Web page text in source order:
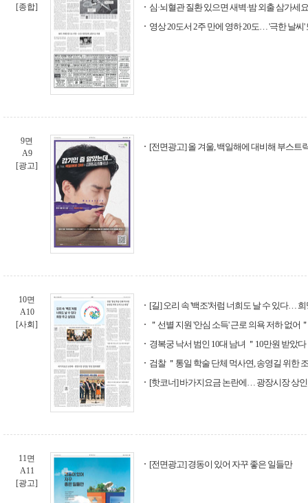
[종합]
심·뇌혈관 질환 있으면 새벽·밤 외출 삼가세요
영상 20도서 2주 만에 영하 20도… '극한 날씨'
9면
A9
[광고]
[전면광고] 올 겨울, 백일해에 대비해 부스트
10면
A10
[사회]
[길] 오리 속 '백조'처럼 너희도 날 수 있다…
＂선별 지원 '안심 소득' 근로 의욕 저하 없어＂
경복궁 낙서 범인 10대 남녀 ＂10만원 받았다
검찰 ＂통일 학술 단체 먹사연, 송영길 위한
[핫코너] 바가지요금 논란에… 광장시장 상
11면
A11
[광고]
[전면광고] 경동이 있어 자꾸 좋은 일들만